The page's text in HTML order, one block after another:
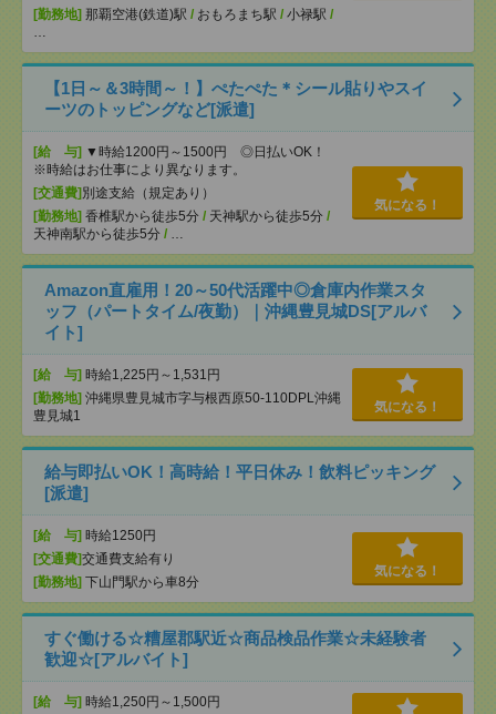
[勤務地] 那覇空港(鉄道)駅 / おもろまち駅 / 小禄駅 /
…
【1日～＆3時間～！】ぺたぺた＊シール貼りやスイ
ーツのトッピングなど[派遣]
[給 与] ▼時給1200円～1500円 ◎日払いOK！
※時給はお仕事により異なります。
[交通費] 別途支給（規定あり）
[勤務地] 香椎駅から徒歩5分 / 天神駅から徒歩5分 /
天神南駅から徒歩5分 / …
気になる！
Amazon直雇用！20～50代活躍中◎倉庫内作業スタ
ッフ（パートタイム/夜勤）｜沖縄豊見城DS[アルバ
イト]
[給 与] 時給1,225円～1,531円
[勤務地] 沖縄県豊見城市字与根西原50-110DPL沖縄
豊見城1
気になる！
給与即払いOK！高時給！平日休み！飲料ピッキング
[派遣]
[給 与] 時給1250円
[交通費]交通費支給有り
[勤務地] 下山門駅から車8分
気になる！
すぐ働ける☆糟屋郡駅近☆商品検品作業☆未経験者
歓迎☆[アルバイト]
[給 与] 時給1,250円～1,500円